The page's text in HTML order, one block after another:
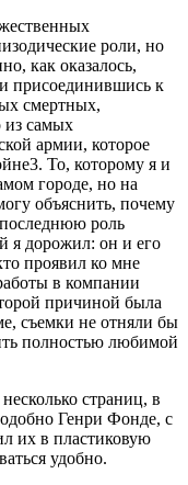
роли, но
как оказалось,
присоединившись к
смертных,
из самых
армии, которое
То, которому я и
городе, но на
объяснить, почему
роль
я дорожил: он и его
проявил ко мне
в компании
причиной была
съемки не отняли бы
полностью любимой
страниц, в
Генри Фонде, с
их в пластиковую
удобно.